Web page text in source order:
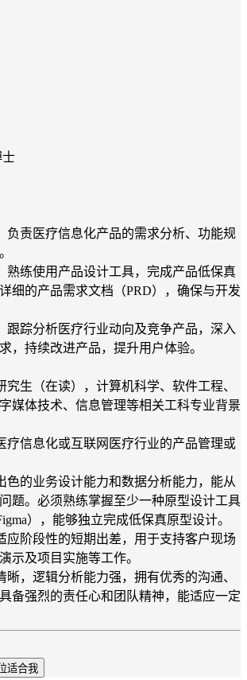
士
负责医疗信息化产品的需求分析、功能规
熟练使用产品设计工具，完成产品低保真
细的产品需求文档（PRD），确保与开发
跟踪分析医疗行业动向及竞争产品，深入
，持续改进产品，提升用户体验。
究生（在读），计算机科学、软件工程、
媒体技术、信息管理等相关工科专业背景
疗信息化或互联网医疗行业的产品管理或
色的业务设计能力和数据分析能力，能从
题。必须熟练掌握至少一种原型设计工具
），能够独立完成低保真原型设计。
应阶段性的短期出差，用于支持客户现场
示及项目实施等工作。
晰，逻辑分析能力强，拥有优秀的沟通、
备强烈的责任心和团队精神，能适应一定
适合我